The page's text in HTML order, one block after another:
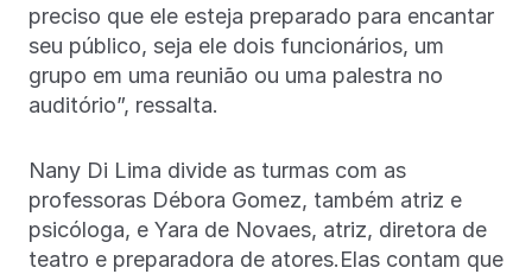
preciso que ele esteja preparado para encantar
seu público, seja ele dois funcionários, um
grupo em uma reunião ou uma palestra no
auditório”, ressalta.
Nany Di Lima divide as turmas com as
professoras Débora Gomez, também atriz e
psicóloga, e Yara de Novaes, atriz, diretora de
teatro e preparadora de atores.Elas contam que